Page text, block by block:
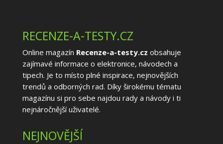
RECENZE-A-TESTY.CZ
Online magazín Recenze-a-testy.cz obsahuje
zajímavé informace o elektronice, návodech a
tipech. Je to místo plné inspirace, nejnovějších
trendů a odborných rad. Díky širokému tématu
magazínu si pro sebe najdou rady a návody i ti
nejnáročnější uživatelé.
NEJNOVĚJŠÍ